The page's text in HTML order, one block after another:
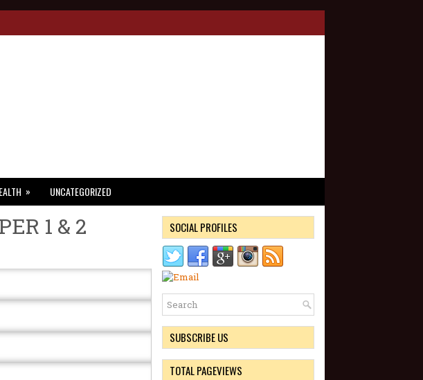
» UNCATEGORIZED
1 & 2 SOCIAL PROFILES
SUBSCRIBE US
TOTAL PAGEVIEWS